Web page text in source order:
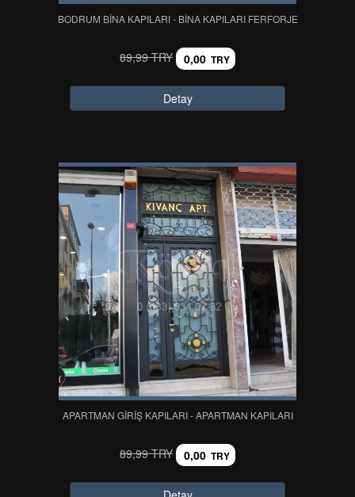
BODRUM BİNA KAPILARI - BİNA KAPILARI FERFORJE
89,99 TRY 0,00 TRY
Detay
APARTMAN GİRİŞ KAPILARI - APARTMAN KAPILARI
89,99 TRY 0,00 TRY